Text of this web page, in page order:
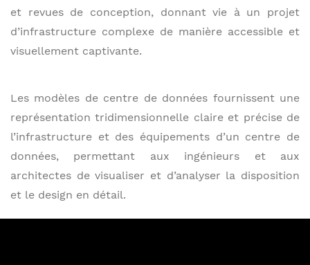
et revues de conception, donnant vie à un projet
d’infrastructure complexe de manière accessible et
visuellement captivante.
Les modèles de centre de données fournissent une
représentation tridimensionnelle claire et précise de
l’infrastructure et des équipements d’un centre de
données, permettant aux ingénieurs et aux
architectes de visualiser et d’analyser la disposition
et le design en détail.